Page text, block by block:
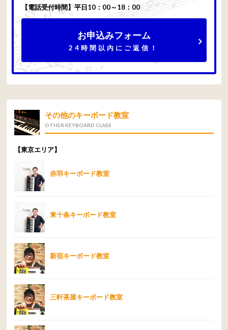
【電話受付時間】平日10：00～18：00
お申込みフォーム
24時間以内にご返信！
その他のキーボード教室
OTHER KEYBOARD CLASS
【東京エリア】
赤羽キーボード教室
東十条キーボード教室
新宿キーボード教室
三軒茶屋キーボード教室